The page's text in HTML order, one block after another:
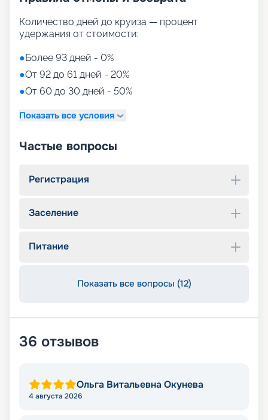
Количество дней до круиза — процент
удержания от стоимости:
●Более 93 дней - 0%
●От 92 до 61 дней - 20%
●От 60 до 30 дней - 50%
Показать все условия
Частые вопросы
Регистрация
Заселение
Питание
Показать все вопросы (12)
36 отзывов
Ольга Витальевна Окунева
4 августа 2026